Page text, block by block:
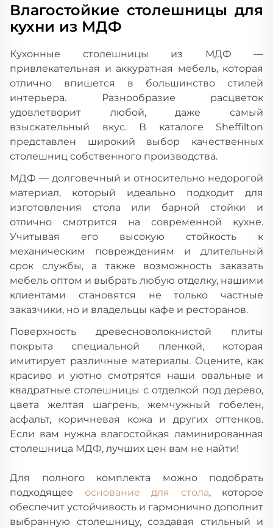
Влагостойкие столешницы для
кухни из МДФ
Кухонные столешницы из МДФ —
привлекательная и аккуратная мебель, которая
отлично впишется в большинство стилей
интерьера. Разнообразие расцветок
удовлетворит любой, даже самый
взыскательный вкус. В каталоге Sheffilton
представлен широкий выбор качественных
столешниц собственного производства.
МДФ — долговечный и относительно недорогой
материал, который идеально подходит для
изготовления стола или барной стойки и
отлично смотрится на современной кухне.
Учитывая его высокую стойкость к
механическим повреждениям и длительный
срок службы, а также возможность заказать
мебель оптом и выбрать любую отделку, нашими
клиентами становятся не только частные
заказчики, но и владельцы кафе и ресторанов.
Поверхность древесноволокнистой плиты
покрыта специальной пленкой, которая
имитирует различные материалы. Оцените, как
красиво и уютно смотрятся наши овальные и
квадратные столешницы с отделкой под дерево,
цвета желтая шагрень, жемчужный гобелен,
асфальт, коричневая кожа и других оттенков.
Если вам нужна влагостойкая ламинированная
столешница МДФ, лучших цен вам не найти!
Для полного комплекта можно подобрать
подходящее основание для стола, которое
обеспечит устойчивость и гармонично дополнит
выбранную столешницу, создавая стильный и